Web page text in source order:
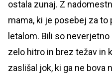
ostala zunaj. Z
mama, ki je posebej za
letalom. Bili so
zelo hitro in brez težav in
zaslišal jok, ki ga ne bova